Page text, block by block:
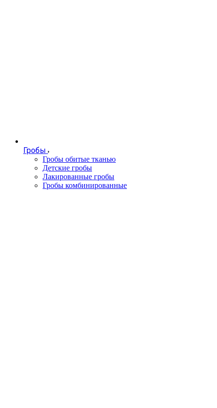
Гробы
Гробы обитые тканью
Детские гробы
Лакированные гробы
Гробы комбинированные